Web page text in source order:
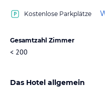
Kostenlose Parkplätze
Gesamtzahl Zimmer
< 200
Das Hotel allgemein